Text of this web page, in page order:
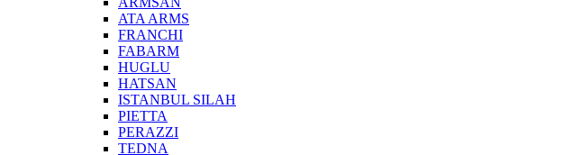
ATA ARMS
FRANCHI
FABARM
HUGLU
HATSAN
ISTANBUL SILAH
PIETTA
PERAZZI
TEDNA